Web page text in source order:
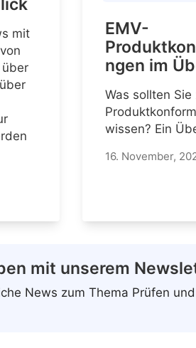
mit
EMV-
ngen im
Was sollten
wissen? Ein
16. November,
mit unserem
News zum Thema Prüfen und